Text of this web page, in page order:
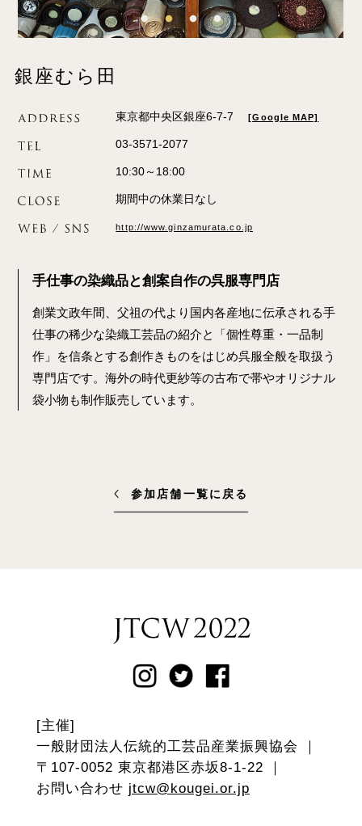
銀座むら田
東京都中央区銀座6-7-7[Google MAP]
03-3571-2077
10:30～18:00
期間中の休業日なし
http://www.ginzamurata.co.jp
手仕事の染織品と創案自作の呉服専門店
創業文政年間、父祖の代より国内各産地に伝承される手
仕事の稀少な染織工芸品の紹介と「個性尊重・一品制
作」を信条とする創作きものをはじめ呉服全般を取扱う
専門店です。海外の時代更紗等の古布で帯やオリジナル
袋小物も制作販売しています。
参加店舗一覧に戻る
[主催]
一般財団法人伝統的工芸品産業振興協会 ｜
〒107-0052 東京都港区赤坂8-1-22 ｜
お問い合わせ jtcw@kougei.or.jp